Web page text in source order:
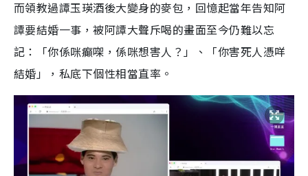
而領教過譚玉瑛酒後大變身的麥包，回憶起當年告知阿
譚要結婚一事，被阿譚大聲斥喝的畫面至今仍難以忘
記：「你係咪癲㗎，係咪想害人？」、「你害死人憑咩
結婚」，私底下個性相當直率。